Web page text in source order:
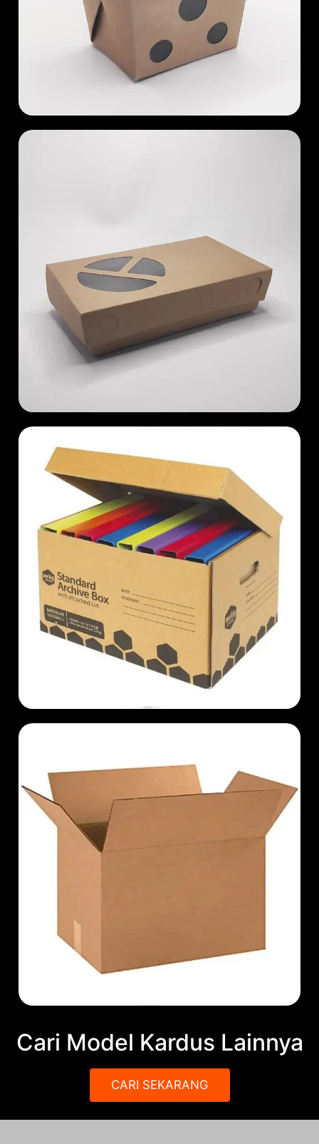
Cari Model Kardus Lainnya
CARI SEKARANG